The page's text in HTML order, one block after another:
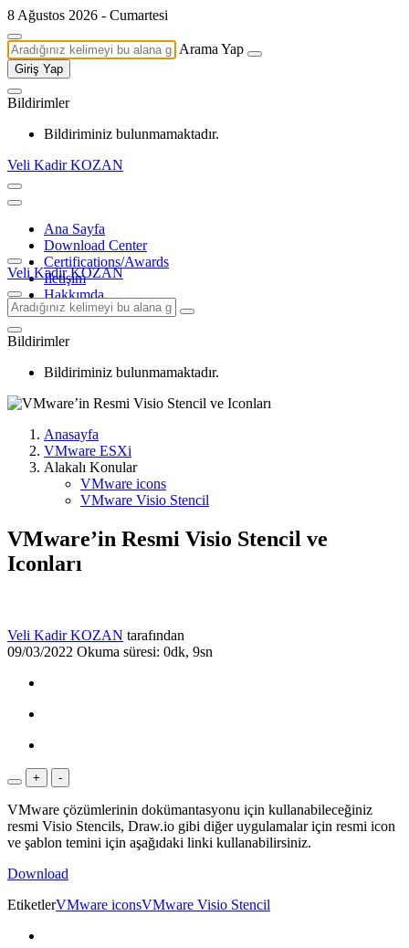
8 Ağustos 2026 - Cumartesi
Arama Yap
Giriş Yap
Bildirimler
Bildiriminiz bulunmamaktadır.
Veli Kadir KOZAN
Ana Sayfa
Download Center
Certifications/Awards
İletişim
Hakkımda
Veli Kadir KOZAN
Bildirimler
Bildiriminiz bulunmamaktadır.
Anasayfa
VMware ESXi
Alakalı Konular
VMware icons
VMware Visio Stencil
VMware’in Resmi Visio Stencil ve
Iconları
Veli Kadir KOZAN tarafından
09/03/2022 Okuma süresi: 0dk, 9sn
+ -
VMware çözümlerinin dokümantasyonu için kullanabileceğiniz
resmi Visio Stencils, Draw.io gibi diğer uygulamalar için resmi icon
ve şablon temini için aşağıdaki linki kullanabilirsiniz.
Download
EtiketlerVMware iconsVMware Visio Stencil